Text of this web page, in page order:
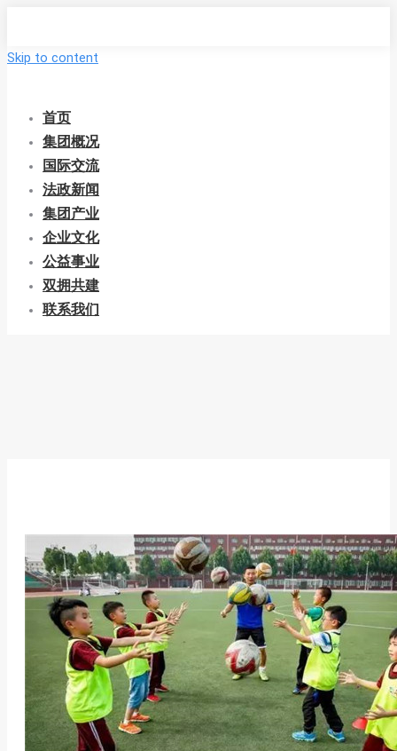
Skip to content
首页
集团概况
国际交流
法政新闻
集团产业
企业文化
公益事业
双拥共建
联系我们